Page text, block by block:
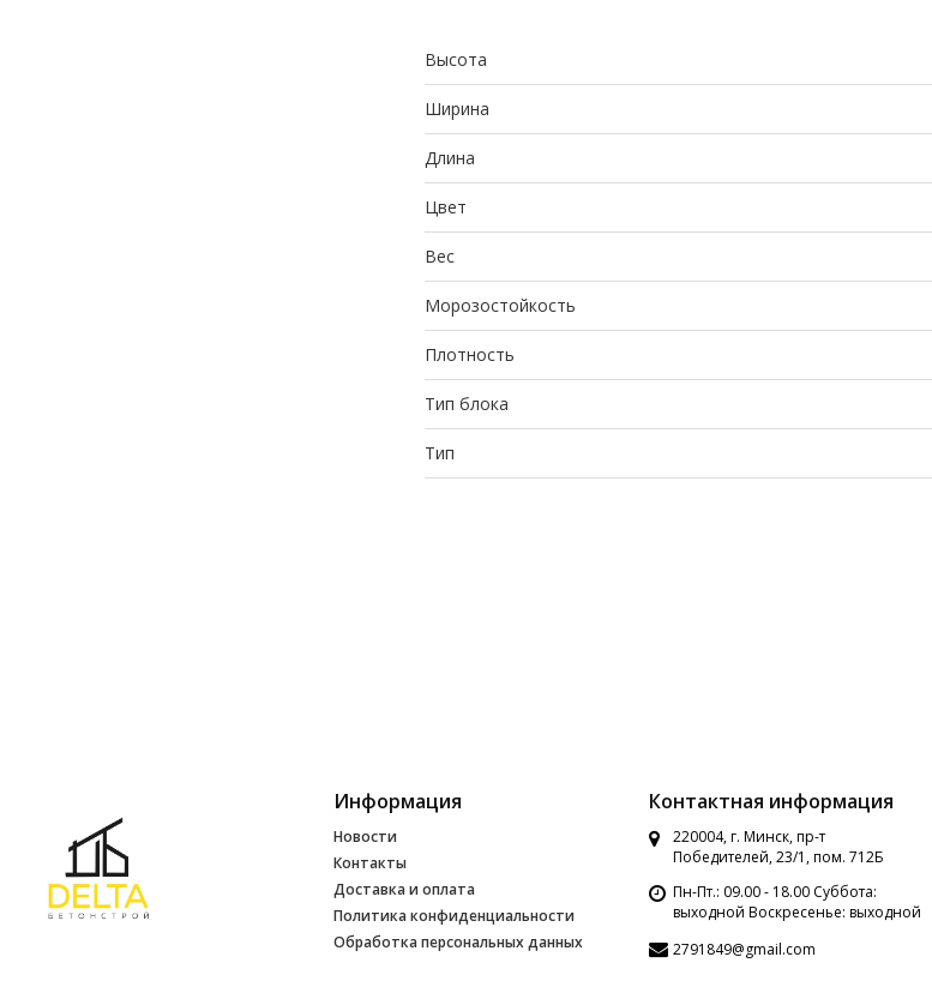
Высота
Ширина
Длина
Цвет
Вес
Морозостойкость
Плотность
Тип блока
Тип
Информация
Новости
Контакты
Доставка и оплата
Политика конфиденциальности
Обработка персональных данных
Контактная информация
220004, г. Минск, пр-т
Победителей, 23/1, пом. 712Б
Пн-Пт.: 09.00 - 18.00 Суббота:
выходной Воскресенье: выходной
2791849@gmail.com